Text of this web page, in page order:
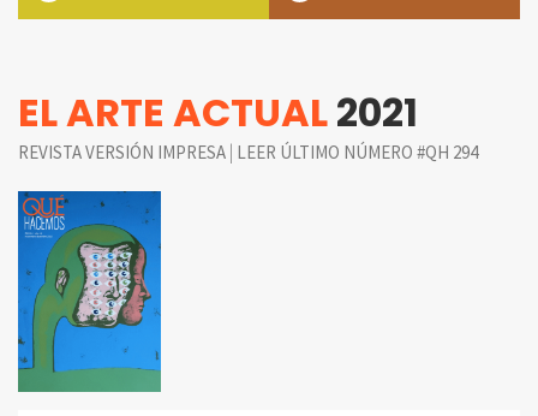
EL ARTE ACTUAL2021
REVISTA VERSIÓN IMPRESA | LEER ÚLTIMO NÚMERO #QH 294